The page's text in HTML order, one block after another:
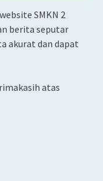
SMKN 2
berita seputar
akurat dan dapat
atas